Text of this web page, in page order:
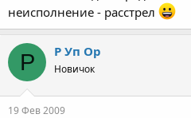
неисполнение - расстрел
Р Р Уп Ор
Новичок
19 Фев 2009